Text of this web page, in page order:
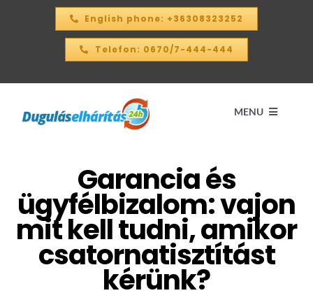
English phone: +36308323252
Telefon: 0670/7-444-444
MENU
ÁRKALKULÁTOR – 2026
SZOLGÁLTATÁSAINK
Garancia és
ügyfélbizalom: vajon
mit kell tudni, amikor
csatornatisztítást
kérünk?